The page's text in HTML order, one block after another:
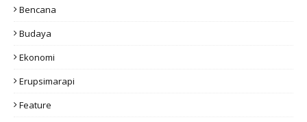
Bencana
Budaya
Ekonomi
Erupsimarapi
Feature